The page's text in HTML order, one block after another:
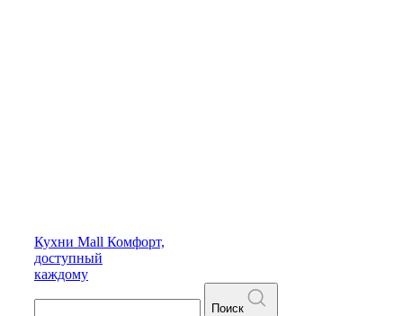
Кухни Mall Комфорт,
доступный
каждому
Поиск